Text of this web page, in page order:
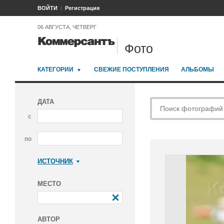
ВОЙТИ Регистрация
06 АВГУСТА, ЧЕТВЕРГ
Фото
КАТЕГОРИИ СВЕЖИЕ ПОСТУПЛЕНИЯ АЛЬБОМЫ
ДАТА
с
по
ИСТОЧНИК
МЕСТО
АВТОР